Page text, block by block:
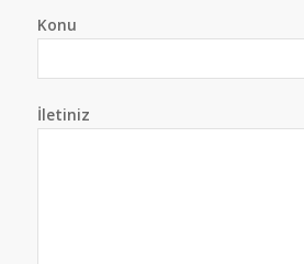
Konu
İletiniz